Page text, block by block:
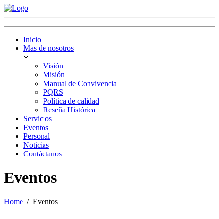
Inicio
Mas de nosotros
Visión
Misión
Manual de Convivencia
PQRS
Política de calidad
Reseña Histórica
Servicios
Eventos
Personal
Noticias
Contáctanos
Eventos
Home Eventos